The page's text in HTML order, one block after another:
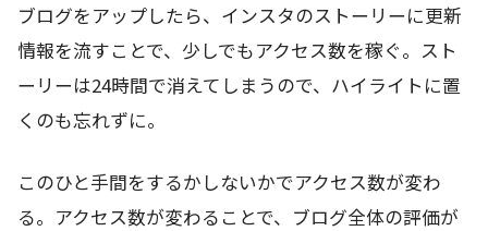
ブログをアップしたら、インスタのストーリーに更新
情報を流すことで、少しでもアクセス数を稼ぐ。スト
ーリーは24時間で消えてしまうので、ハイライトに置
くのも忘れずに。
このひと手間をするかしないかでアクセス数が変わ
る。アクセス数が変わることで、ブログ全体の評価が